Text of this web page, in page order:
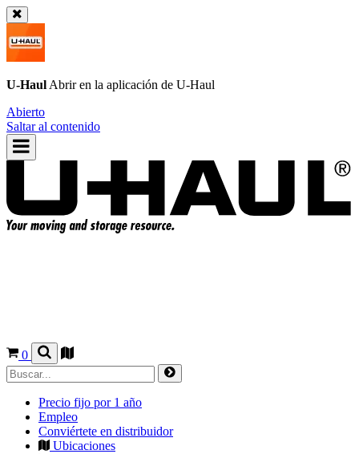
U-Haul Abrir en la aplicación de U-Haul
Abierto
Saltar al contenido
0
Precio fijo por 1 año
Empleo
Conviértete en distribuidor
Ubicaciones